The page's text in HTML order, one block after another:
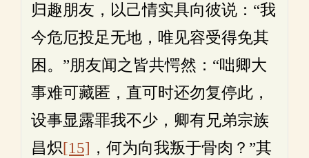
归趣朋友，以己情实具向彼说：“我
今危厄投足无地，唯见容受得免其
困。”朋友闻之皆共愕然：“咄卿大
事难可藏匿，直可时还勿复停此，
设事显露罪我不少，卿有兄弟宗族
昌炽[15] ，何为向我叛于骨肉？”其